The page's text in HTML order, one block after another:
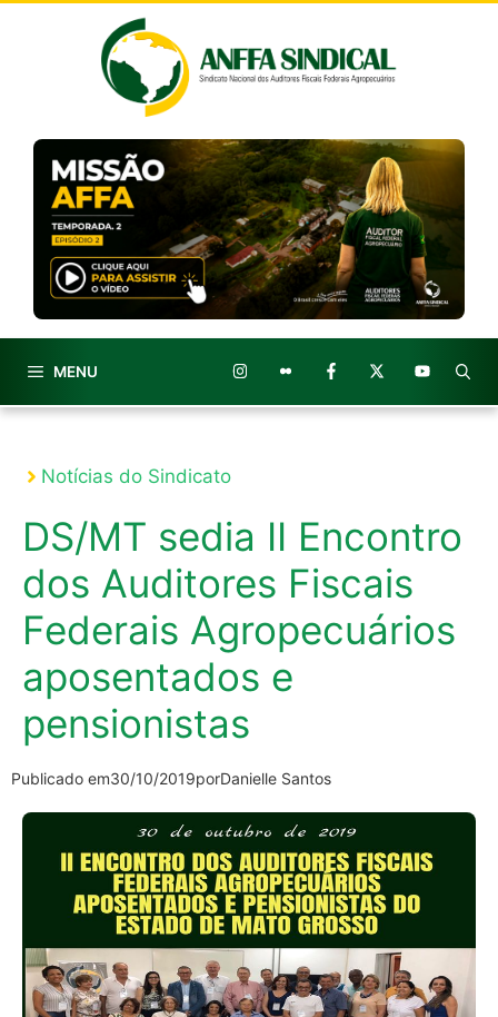
MENU
Notícias do Sindicato
DS/MT sedia II Encontro
dos Auditores Fiscais
Federais Agropecuários
aposentados e
pensionistas
Publicado em30/10/2019porDanielle Santos